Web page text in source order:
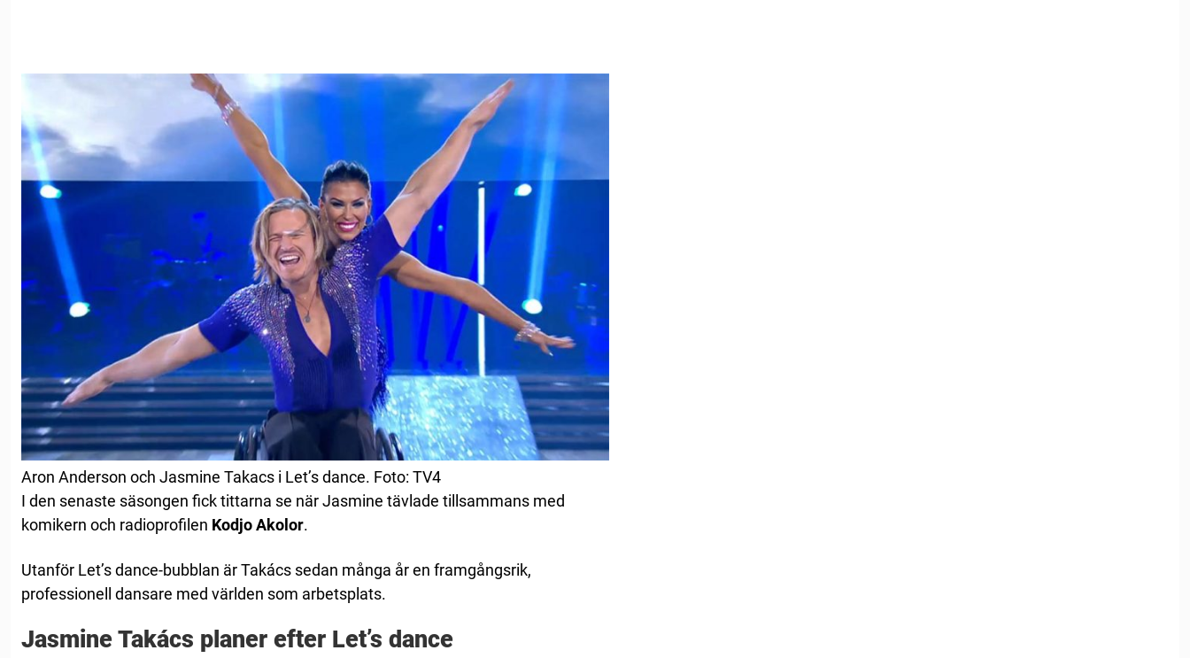
Aron Anderson och Jasmine Takacs i Let’s dance. Foto: TV4
I den senaste säsongen fick tittarna se när Jasmine tävlade tillsammans med
komikern och radioprofilen Kodjo Akolor.
Utanför Let’s dance-bubblan är Takács sedan många år en framgångsrik,
professionell dansare med världen som arbetsplats.
Jasmine Takács planer efter Let’s dance